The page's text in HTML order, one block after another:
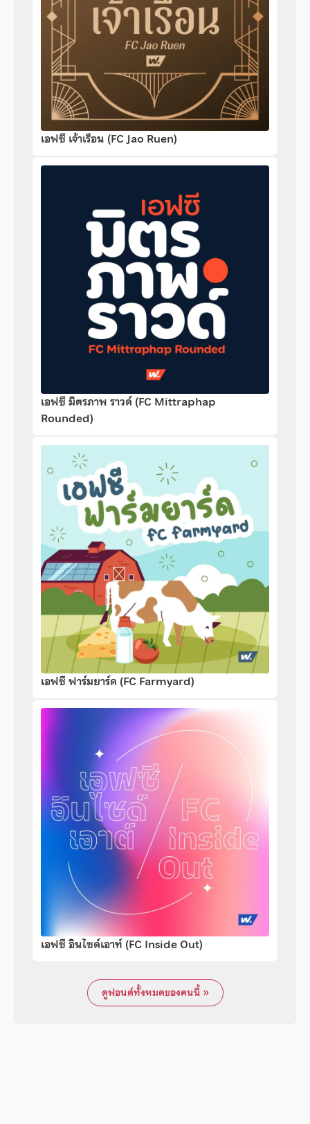
เอฟซี เจ้าเรือน (FC Jao Ruen)
เอฟซี มิตรภาพ ราวด์ (FC Mittraphap
Rounded)
เอฟซี ฟาร์มยาร์ด (FC Farmyard)
เอฟซี อินไซด์เอาท์ (FC Inside Out)
ดูฟอนต์ทั้งหมดของคนนี้ »